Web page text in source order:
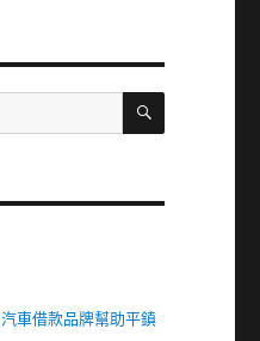
搜
車借款品牌幫助平鎮